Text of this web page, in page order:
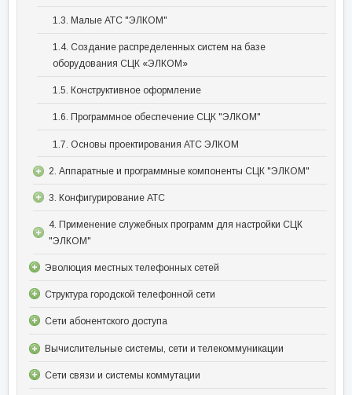
1.3. Малые АТС "ЭЛКОМ"
1.4. Создание распределенных систем на базе
оборудования СЦК «ЭЛКОМ»
1.5. Конструктивное оформление
1.6. Программное обеспечение СЦК "ЭЛКОМ"
1.7. Основы проектирования АТС ЭЛКОМ
2. Аппаратные и программные компоненты СЦК "ЭЛКОМ"
3. Конфигурирование АТС
4. Применение служебных программ для настройки СЦК
"ЭЛКОМ"
Эволюция местных телефонных сетей
Структура городской телефонной сети
Сети абонентского доступа
Вычислительные системы, сети и телекоммуникации
Сети связи и системы коммутации